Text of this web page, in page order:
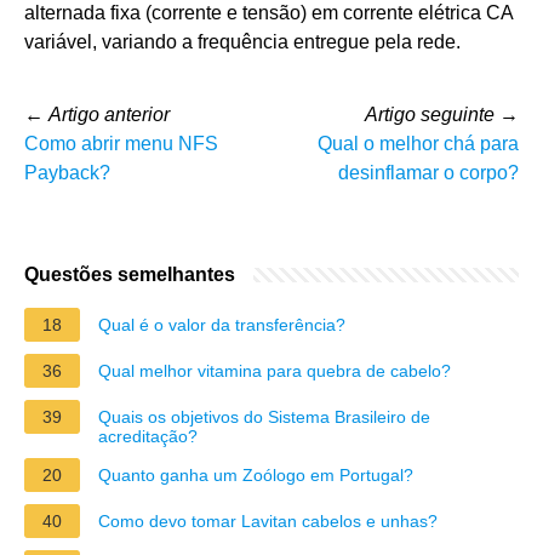
alternada fixa (corrente e tensão) em corrente elétrica CA
variável, variando a frequência entregue pela rede.
← Artigo anterior
Como abrir menu NFS
Payback?
Artigo seguinte →
Qual o melhor chá para
desinflamar o corpo?
Questões semelhantes
18 Qual é o valor da transferência?
36 Qual melhor vitamina para quebra de cabelo?
39
Quais os objetivos do Sistema Brasileiro de
acreditação?
20
Quanto ganha um Zoólogo em Portugal?
40 Como devo tomar Lavitan cabelos e unhas?